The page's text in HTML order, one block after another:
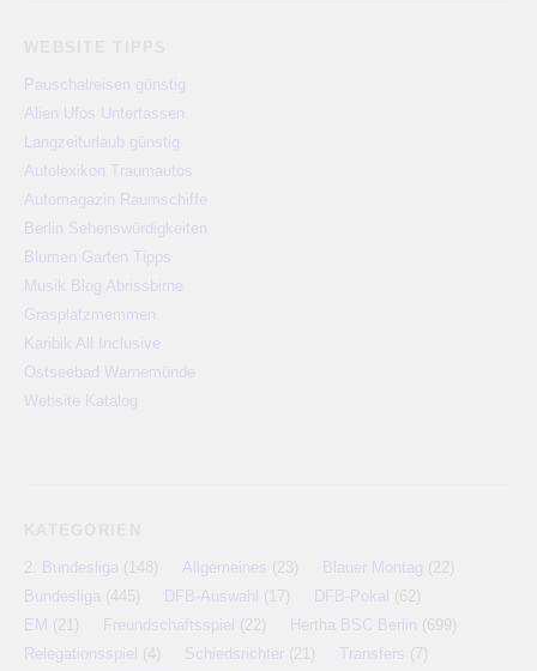
Pauschalreisen günstig
Alien Ufos Untertassen
Langzeiturlaub günstig
Autolexikon Traumautos
Automagazin Raumschiffe
Berlin Sehenswürdigkeiten
Blumen Garten Tipps
Musik Blog Abrissbirne
Grasplatzmemmen
Karibik All Inclusive
Ostseebad Warnemünde
Website Katalog
2. Bundesliga (148) Allgemeines (23) Blauer Montag (22)
Bundesliga (445) DFB-Auswahl (17) DFB-Pokal (62)
EM
(21) Freundschaftsspiel (22) Hertha BSC Berlin (699)
Relegationsspiel (4) Schiedsrichter (21) Transfers (7)